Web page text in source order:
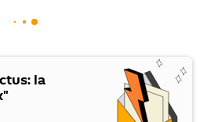
la